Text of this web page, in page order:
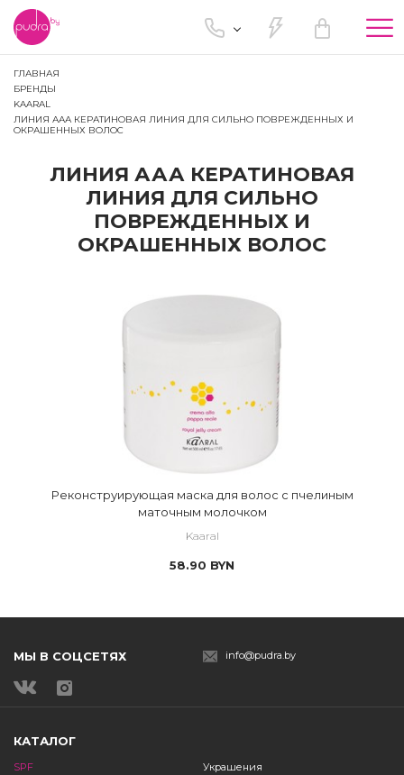
ГЛАВНАЯ
БРЕНДЫ
KAARAL
ЛИНИЯ ААА КЕРАТИНОВАЯ ЛИНИЯ ДЛЯ СИЛЬНО ПОВРЕЖДЕННЫХ И
ОКРАШЕННЫХ ВОЛОС
ЛИНИЯ ААА КЕРАТИНОВАЯ
ЛИНИЯ ДЛЯ СИЛЬНО
ПОВРЕЖДЕННЫХ И
ОКРАШЕННЫХ ВОЛОС
Реконструирующая маска для волос с пчелиным
маточным молочком
Kaaral
58.90 BYN
МЫ В СОЦСЕТЯХ info@pudra.by
КАТАЛОГ
SPF
Украшения